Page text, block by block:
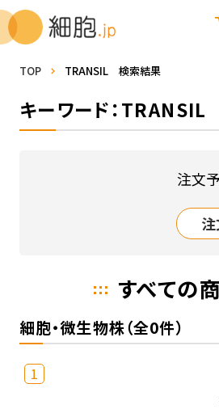
TOP TRANSIL 検索結果
キーワード：TRANSIL
注文
すべての
細胞・微生物株（全0件）
1